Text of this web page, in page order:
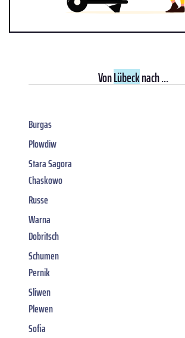
VonLübecknach ...
Burgas
Plowdiw
Stara Sagora
Chaskowo
Russe
Warna
Dobritsch
Schumen
Pernik
Sliwen
Plewen
Sofia